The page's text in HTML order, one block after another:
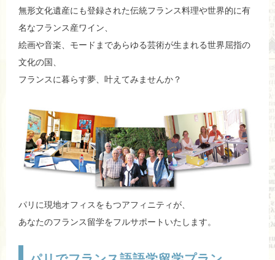
無形文化遺産にも登録された伝統フランス料理や世界的に有
名なフランス産ワイン、
絵画や音楽、モードまであらゆる芸術が生まれる世界屈指の
文化の国、
フランスに暮らす夢、叶えてみませんか？
パリに現地オフィスをもつアフィニティが、
あなたのフランス留学をフルサポートいたします。